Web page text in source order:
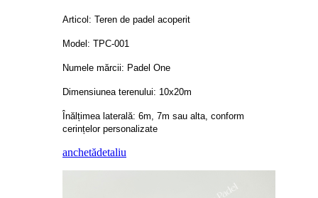
Articol: Teren de padel acoperit
Model: TPC-001
Numele mărcii: Padel One
Dimensiunea terenului: 10x20m
Înălțimea laterală: 6m, 7m sau alta, conform
cerințelor personalizate
anchetădetaliu